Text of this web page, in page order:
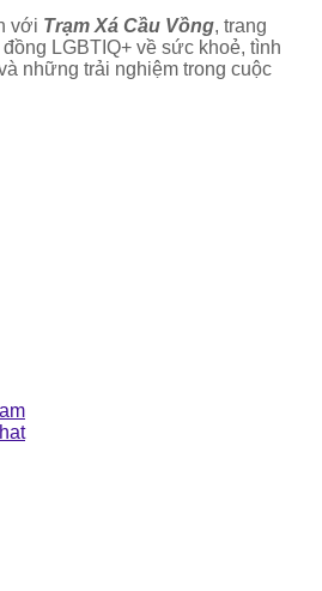
với Trạm Xá Cầu Vồng, trang
LGBTIQ+ về sức khoẻ, tình
những trải nghiệm trong cuộc